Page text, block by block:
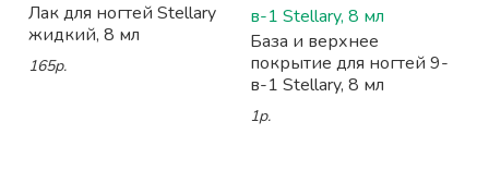
Лак для ногтей Stellary
жидкий, 8 мл
165р.
База и верхнее
покрытие для ногтей 9-
в-1 Stellary, 8 мл
1р.